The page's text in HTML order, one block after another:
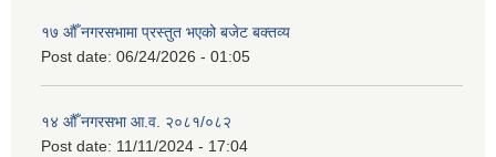
१७ औँ नगरसभामा प्रस्तुत भएको बजेट बक्तव्य
Post date: 06/24/2026 - 01:05
१४ औँ नगरसभा आ.व. २०८१/०८२
Post date: 11/11/2024 - 17:04